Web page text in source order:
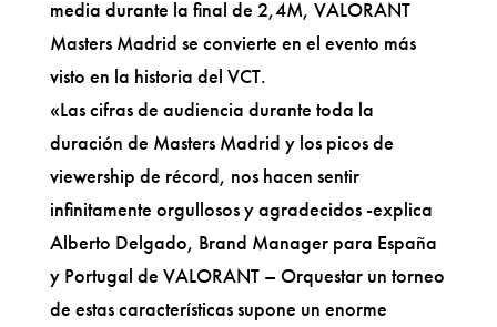
media durante la final de 2,4M, VALORANT
Masters Madrid se convierte en el evento más
visto en la historia del VCT.
«Las cifras de audiencia durante toda la
duración de Masters Madrid y los picos de
viewership de récord, nos hacen sentir
infinitamente orgullosos y agradecidos -explica
Alberto Delgado, Brand Manager para España
y Portugal de VALORANT – Orquestar un torneo
de estas características supone un enorme